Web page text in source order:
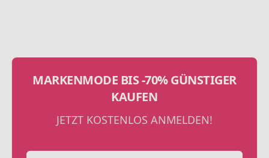
MARKENMODE BIS -70% GÜNSTIGER
KAUFEN
JETZT KOSTENLOS ANMELDEN!